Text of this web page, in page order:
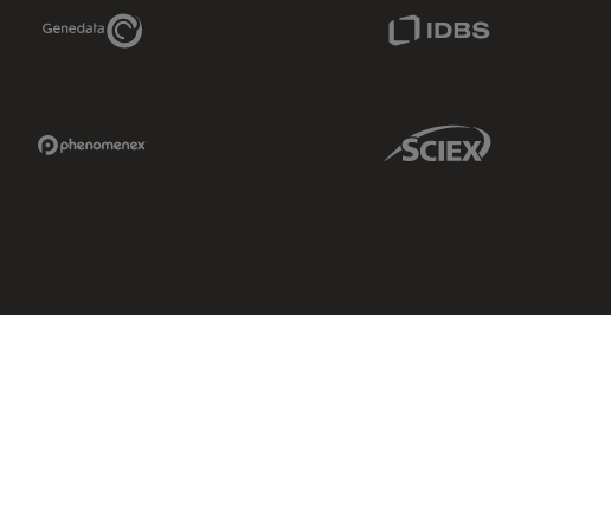
Genedata Link
Sciex Link